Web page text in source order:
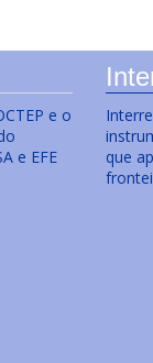
e o
e EFE
que